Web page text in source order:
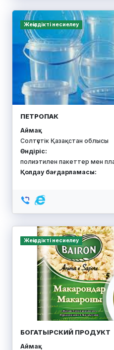
ШВЕЙНЫЙ САЛОН
Аймақ:
Солтүстік Қазақстан облысы
Өндіріс:
дайын бұйымдарда, бас
брендтеу сандық үлгілер
Қолдау бағдарламасы:
SADA KZ
Солтүстік Қазақстан облысы
металл бұйымдар (соғылған
Қолдау бағдарламасы: